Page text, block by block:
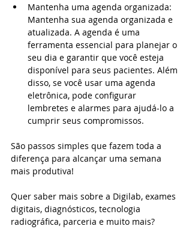
Mantenha uma agenda organizada:
Mantenha sua agenda organizada e
atualizada. A agenda é uma
ferramenta essencial para planejar o
seu dia e garantir que você esteja
disponível para seus pacientes. Além
disso, se você usar uma agenda
eletrônica, pode configurar
lembretes e alarmes para ajudá-lo a
cumprir seus compromissos.
São passos simples que fazem toda a
diferença para alcançar uma semana
mais produtiva!
Quer saber mais sobre a Digilab, exames
digitais, diagnósticos, tecnologia
radiográfica, parceria e muito mais?